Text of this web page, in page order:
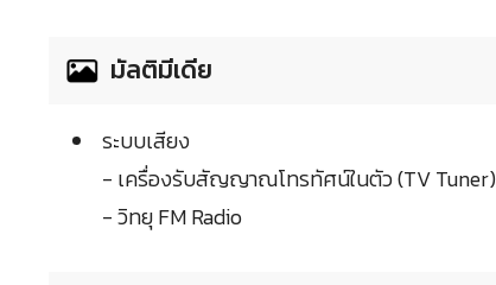
มัลติมีเดีย
ระบบเสียง
- เครื่องรับสัญญาณโทรทัศน์ในตัว (TV Tuner)
- วิทยุ FM Radio